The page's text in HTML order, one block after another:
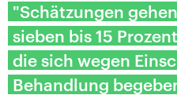
"Schätzungen
sieben bis 15
die sich wegen
Behandlung